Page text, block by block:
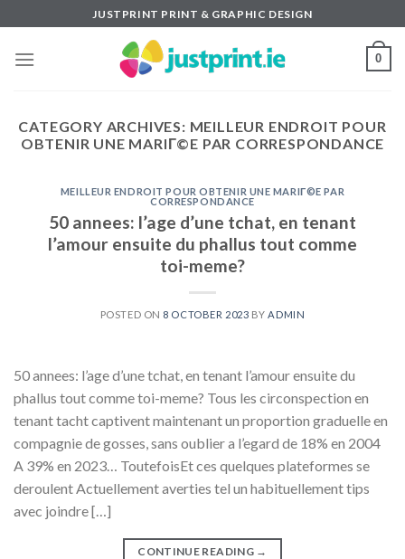
to
content
JUSTPRINT PRINT & GRAPHIC DESIGN
0
CATEGORY ARCHIVES: MEILLEUR ENDROIT POUR
OBTENIR UNE MARIГ©E PAR CORRESPONDANCE
MEILLEUR ENDROIT POUR OBTENIR UNE MARIГ©E PAR
CORRESPONDANCE
50 annees: l’age d’une tchat, en tenant
l’amour ensuite du phallus tout comme
toi-meme?
POSTED ON 8 OCTOBER 2023 BY ADMIN
50 annees: l’age d’une tchat, en tenant l’amour ensuite du
phallus tout comme toi-meme? Tous les circonspection en
tenant tacht captivent maintenant un proportion graduelle en
compagnie de gosses, sans oublier a l’egard de 18% en 2004
A 39% en 2023… ToutefoisEt ces quelques plateformes se
deroulent Actuellement averties tel un habituellement tips
avec joindre […]
CONTINUE READING →